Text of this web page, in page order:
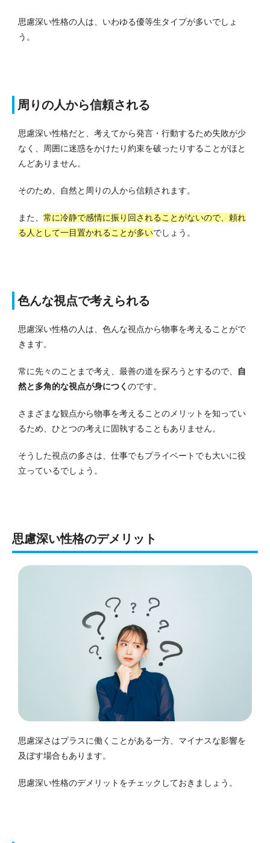
思慮深い性格の人は、いわゆる優等生タイプが多いでしょ
う。
周りの人から信頼される
思慮深い性格だと、考えてから発言・行動するため失敗が少
なく、周囲に迷惑をかけたり約束を破ったりすることがほと
んどありません。
そのため、自然と周りの人から信頼されます。
また、 常に冷静で感情に振り回されることがないので、頼れ
る人として一目置かれることが多いでしょう。
色んな視点で考えられる
思慮深い性格の人は、色んな視点から物事を考えることがで
きます。
常に先々のことまで考え、最善の道を探ろうとするので、
自
然と多角的な視点が身につく のです。
さまざまな観点から物事を考えることのメリットを知ってい
るため、ひとつの考えに固執することもありません。
そうした視点の多さは、仕事でもプライベートでも大いに役
立っているでしょう。
思慮深い性格のデメリット
思慮深さはプラスに働くことがある一方、マイナスな影響を
及ぼす場合もあります。
思慮深い性格のデメリットをチェックしておきましょう。